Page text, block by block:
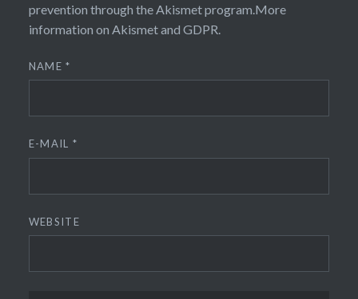
prevention through theAkismetprogram.More
information on Akismet and GDPR.
NAME*
E-MAIL *
WEBSITE